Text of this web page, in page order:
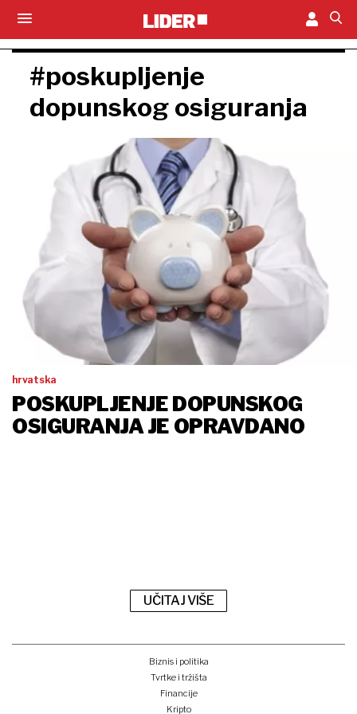
#poskupljenje
dopunskog osiguranja
hrvatska
POSKUPLJENJE DOPUNSKOG
OSIGURANJA JE OPRAVDANO
UČITAJ VIŠE
Biznis i politika
Tvrtke i tržišta
Financije
Kripto